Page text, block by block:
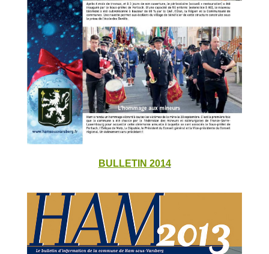
BULLETIN 2014